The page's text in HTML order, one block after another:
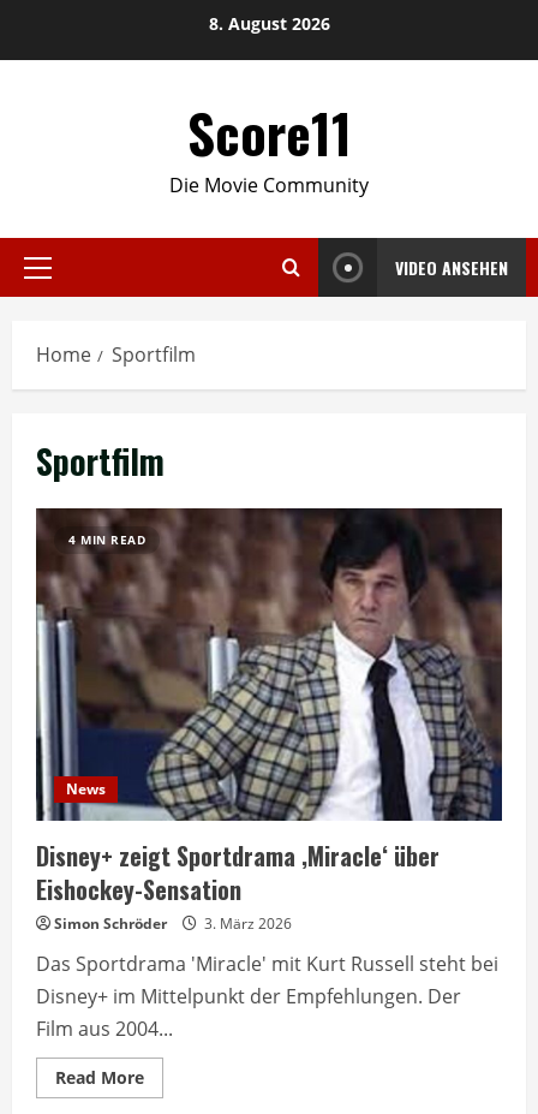
8. August 2026
Score11
Die Movie Community
Primary
VIDEO ANSEHEN
Home Sportfilm
Sportfilm
4 MIN READ
News
Disney+ zeigt Sportdrama ‚Miracle‘ über
Eishockey-Sensation
Simon Schröder 3. März 2026
Das Sportdrama 'Miracle' mit Kurt Russell steht bei
Disney+ im Mittelpunkt der Empfehlungen. Der
Film aus 2004...
Read MoreRead
more